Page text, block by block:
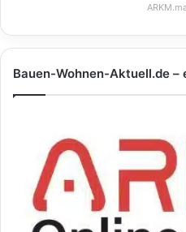
Bauen-Wohnen-Aktuell.de –